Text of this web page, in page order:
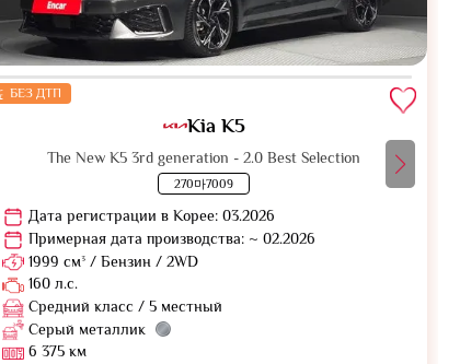
БЕЗ ДТП
Kia K5
The New K5 3rd generation - 2.0 Best Selection
270마7009
Дата регистрации в Корее: 03.2026
Примерная дата производства: ~ 02.2026
1999 см³ / Бензин / 2WD
160 л.с.
Средний класс / 5 местный
Серый металлик
6 375 км